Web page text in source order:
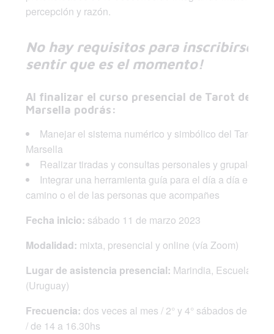
percepción y razón.
No hay requisitos para inscribirse,
sentir que es el momento!
Al finalizar el curso presencial de Tarot de
Marsella podrás:
Manejar el sistema numérico y simbólico del Tarot de
Marsella
Realizar tiradas y consultas personales y grupales.
Integrar una herramienta guía para el día a día en tu
camino o el de las personas que acompañes
Fecha inicio: sábado 11 de marzo 2023
Modalidad: mixta, presencial y online (vía Zoom)
Lugar de asistencia presencial: Marindia, Escuela Sol
(Uruguay)
Frecuencia:dos veces al mes / 2° y 4° sábados de
/ de 14 a 16.30hs